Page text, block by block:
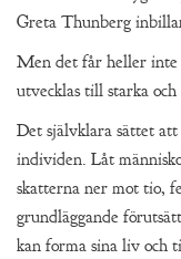
Greta Thunberg
Men det får heller inte
utvecklas till starka
Det självklara sättet
individen. Låt
skatterna ner mot tio,
grundläggande
kan forma sina liv och